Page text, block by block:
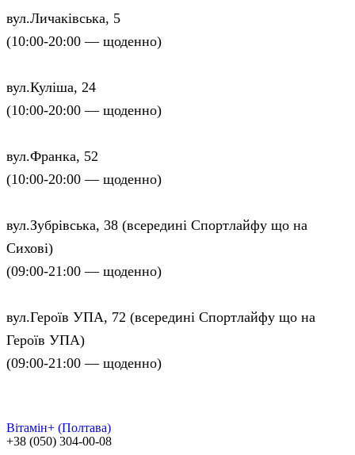
вул.Личаківська, 5
(10:00-20:00 — щоденно)
вул.Куліша, 24
(10:00-20:00 — щоденно)
вул.Франка, 52
(10:00-20:00 — щоденно)
вул.Зубрівська, 38 (всередині Спортлайфу що на
Сихові)
(09:00-21:00 — щоденно)
вул.Героїв УПА, 72 (всередині Спортлайфу що на
Героїв УПА)
(09:00-21:00 — щоденно)
Вітамін+ (Полтава)
+38 (050) 304-00-08